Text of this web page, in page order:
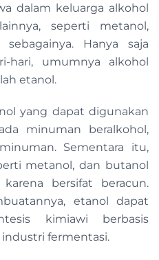
dalam keluarga alkohol
seperti metanol,
Hanya saja
hari, umumnya alkohol
etanol.
yang dapat digunakan
minuman beralkohol,
Sementara itu,
metanol, dan butanol
bersifat beracun.
etanol dapat
kimiawi berbasis
fermentasi.